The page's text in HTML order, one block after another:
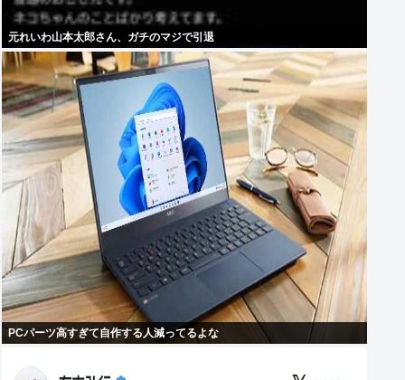
元れいわ山本太郎さん、ガチのマジで引退
PCパーツ高すぎて自作する人減ってるよな